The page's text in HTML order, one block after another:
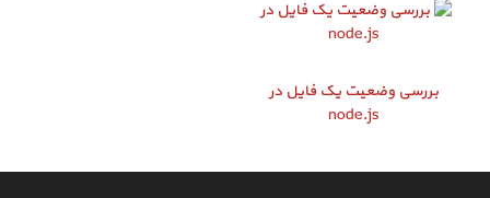
بررسی وضعیت یک فایل در
node.js